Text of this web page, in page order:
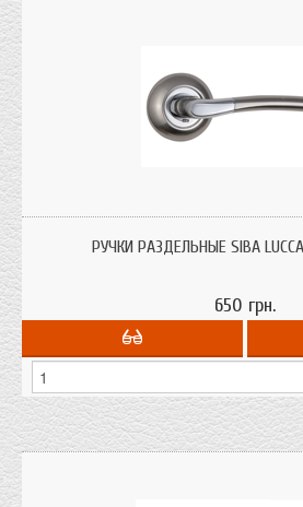
из сплава ЦАМ (цинк, алюминий, медь) и
обработкой.РУЧКИ РАЗДЕЛЬНЫЕ SIBA
650 грн.